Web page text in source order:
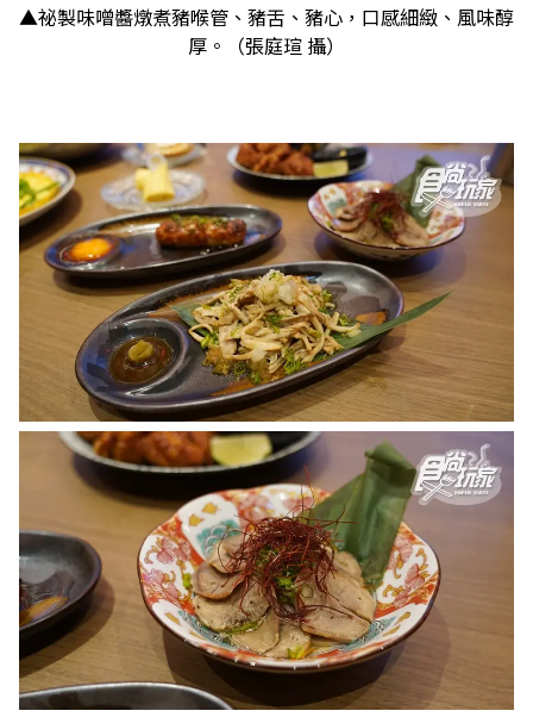
▲祕製味噌醬燉煮豬喉管、豬舌、豬心，口感細緻、風味醇
厚。（張庭瑄 攝）